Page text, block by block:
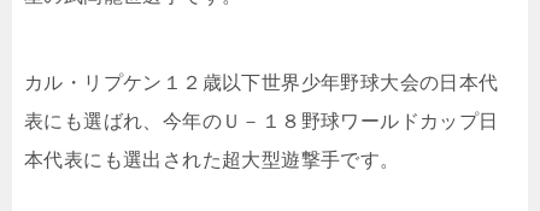
カル・リプケン１２歳以下世界少年野球大会の日本代
表にも選ばれ、今年のＵ－１８野球ワールドカップ日
本代表にも選出された超大型遊撃手です。